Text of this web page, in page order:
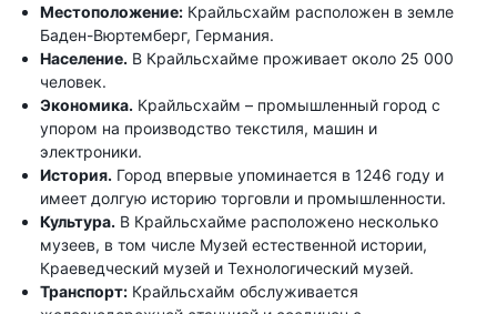
Местоположение: Крайльсхайм расположен в земле
Баден-Вюртемберг, Германия.
Население. В Крайльсхайме проживает около 25 000
человек.
Экономика. Крайльсхайм – промышленный город с
упором на производство текстиля, машин и
электроники.
История. Город впервые упоминается в 1246 году и
имеет долгую историю торговли и промышленности.
Культура. В Крайльсхайме расположено несколько
музеев, в том числе Музей естественной истории,
Краеведческий музей и Технологический музей.
Транспорт: Крайльсхайм обслуживается